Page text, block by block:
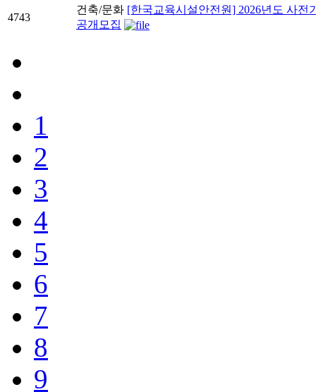
4743
건축/문화 [한국교육시설안전원] 2026년도 사전
공개모집
1
2
3
4
5
6
7
8
9